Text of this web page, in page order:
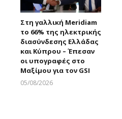
Στη γαλλική Meridiam
το 66% της ηλεκτρικής
διασύνδεσης Ελλάδας
και Κύπρου – Έπεσαν
οι υπογραφές στο
Μαξίμου για τον GSI
05/08/2026